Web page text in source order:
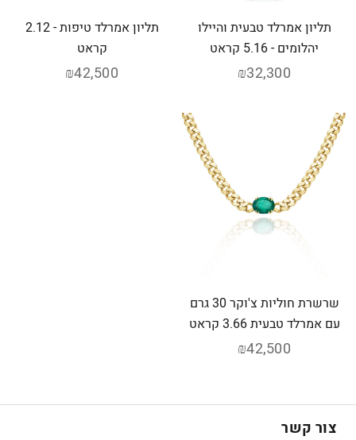
תליון אמרלד טבעית והיילו
יהלומים - 5.16 קראט
₪32,300
תליון אמרלד טיפות - 2.12
קראט
₪42,500
שרשרת חוליות צ'וקר 30 גרם
עם אמרלד טבעית 3.66 קראט
₪42,500
צור קשר